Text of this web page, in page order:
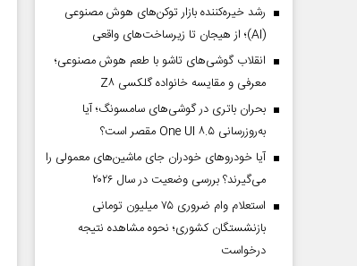
رشد خیره‌کننده بازار توکن‌های هوش مصنوعی
(AI)؛ از هیجان تا زیرساخت‌های واقعی
انقلاب گوشی‌های تاشو‌ با طعم هوش مصنوعی؛
معرفی و مقایسه خانواده گلکسی Z۸
بحران باتری در گوشی‌های سامسونگ؛ آیا
به‌روزرسانی One UI ۸.۵ مقصر است؟
آیا خودروهای خودران جای ماشین‌های معمولی را
می‌گیرند؟ بررسی وضعیت در سال ۲۰۲۶
استعلام وام ضروری ۷۵ میلیون تومانی
بازنشستگان کشوری؛ نحوه مشاهده نتیجه
درخواست